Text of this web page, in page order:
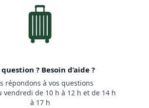
? Besoin d’aide ?
répondons à vos questions
vendredi de 10 h à 12 h et de 14 h
à 17 h